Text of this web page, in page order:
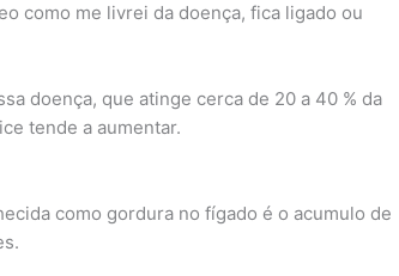
como me livrei da doença, fica ligado ou
doença, que atinge cerca de 20 a 40 % da
tende a aumentar.
como gordura no fígado é o acumulo de